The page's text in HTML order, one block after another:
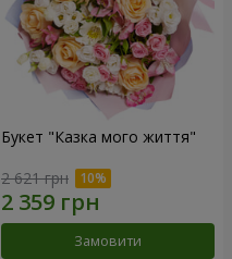
Букет "Казка мого життя"
2 621 грн
Замовити